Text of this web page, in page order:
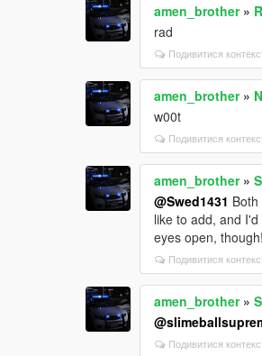
amen_brother»
rad
Подивитися
amen_brother»
w00t
Подивитися
amen_brother»
@Swed1431
like to add, and
eyes open, though!
Подивитися
amen_brother»
Подивитися